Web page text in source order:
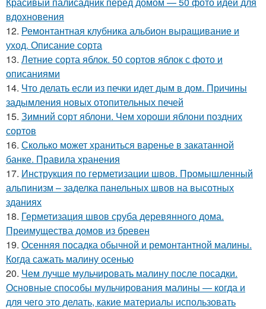
вдохновения
12. Ремонтантная клубника альбион выращивание и
уход. Описание сорта
13. Летние сорта яблок. 50 сортов яблок с фото и
описаниями
14. Что делать если из печки идет дым в дом. Причины
задымления новых отопительных печей
15. Зимний сорт яблони. Чем хороши яблони поздних
сортов
16. Сколько может храниться варенье в закатанной
банке. Правила хранения
17. Инструкция по герметизации швов. Промышленный
альпинизм – заделка панельных швов на высотных
зданиях
18. Герметизация швов сруба деревянного дома.
Преимущества домов из бревен
19. Осенняя посадка обычной и ремонтантной малины.
Когда сажать малину осенью
20. Чем лучше мульчировать малину после посадки.
Основные способы мульчирования малины — когда и
для чего это делать, какие материалы использовать